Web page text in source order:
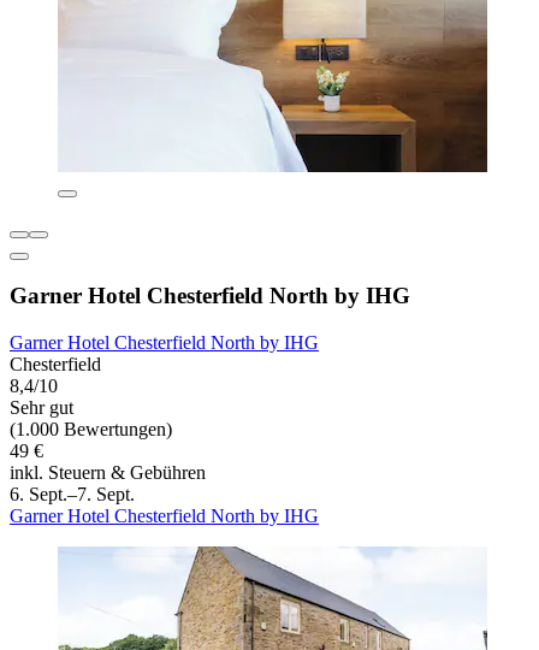
Garner Hotel Chesterfield North by IHG
Garner Hotel Chesterfield North by IHG
Chesterfield
8,4/10
Sehr gut
(1.000 Bewertungen)
49 €
inkl. Steuern & Gebühren
6. Sept.–7. Sept.
Garner Hotel Chesterfield North by IHG